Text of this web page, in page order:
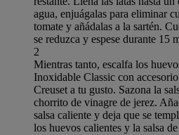
agua, enjuágalas para eliminar
tomate y añádalas a la sartén.
se reduzca y espese durante 15
2
Mientras tanto, escalfa los
Inoxidable Classic con
Creuset a tu gusto. Sazona la
chorrito de vinagre de jerez.
salsa caliente y deja que se
los huevos calientes y la salsa